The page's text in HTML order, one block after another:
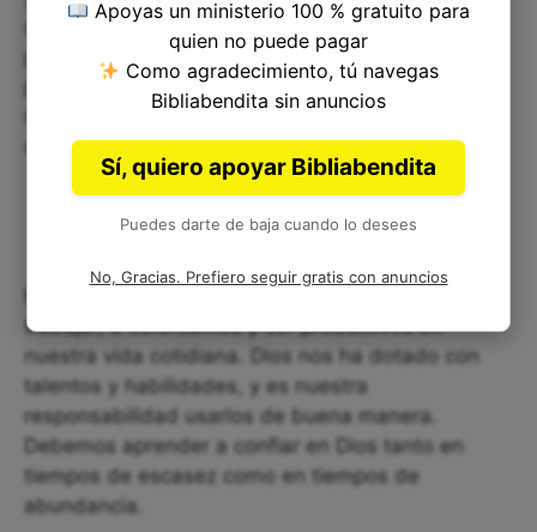
debemos reconocer que Dios es nuestro
proveedor eterno, y aunque las formas de
provisión puedan cambiar en nuestra vida,
nuestra dependencia en Él debe permanecer
constante.
trabajar, a esforzarnos y ser productivos en
nuestra vida cotidiana. Dios nos ha dotado con
talentos y habilidades, y es nuestra
responsabilidad usarlos de buena manera.
Debemos aprender a confiar en Dios tanto en
tiempos de escasez como en tiempos de
abundancia.
Apoyas un ministerio 100 % gratuito para
quien no puede pagar
Como agradecimiento, tú navegas
Bibliabendita sin anuncios
Sí, quiero apoyar Bibliabendita
Puedes darte de baja cuando lo desees
No, Gracias. Prefiero seguir gratis con anuncios